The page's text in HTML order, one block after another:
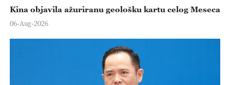
Kina objavila ažuriranu geološku kartu celog Meseca
06-Aug-2026